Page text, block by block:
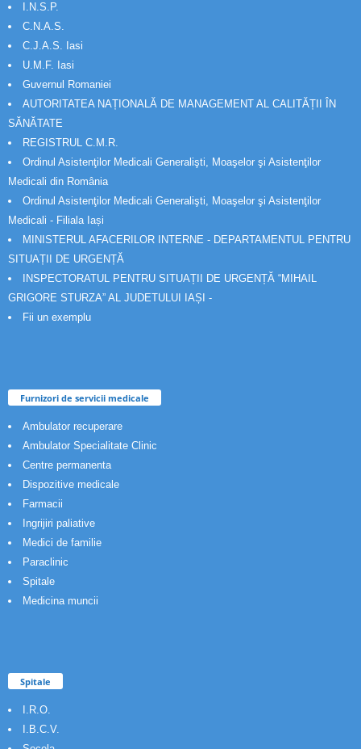
I.N.S.P.
C.N.A.S.
C.J.A.S. Iasi
U.M.F. Iasi
Guvernul Romaniei
AUTORITATEA NAȚIONALĂ DE MANAGEMENT AL CALITĂȚII ÎN
SĂNĂTATE
REGISTRUL C.M.R.
Ordinul Asistenţilor Medicali Generalişti, Moaşelor şi Asistenţilor
Medicali din România
Ordinul Asistenţilor Medicali Generalişti, Moaşelor şi Asistenţilor
Medicali - Filiala Iași
MINISTERUL AFACERILOR INTERNE - DEPARTAMENTUL PENTRU
SITUAȚII DE URGENȚĂ
INSPECTORATUL PENTRU SITUAȚII DE URGENȚĂ “MIHAIL
GRIGORE STURZA” AL JUDETULUI IAȘI -
Fii un exemplu
Furnizori de servicii medicale
Ambulator recuperare
Ambulator Specialitate Clinic
Centre permanenta
Dispozitive medicale
Farmacii
Ingrijiri paliative
Medici de familie
Paraclinic
Spitale
Medicina muncii
Spitale
I.R.O.
I.B.C.V.